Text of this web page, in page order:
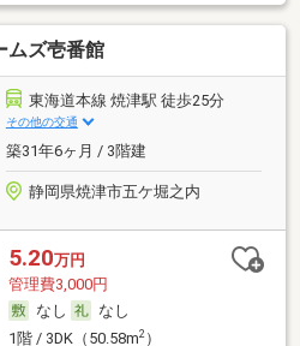
ムズ壱番館
東海道本線 焼津駅 徒歩25分
その他の交通
築31年6ヶ月 / 3階建
静岡県焼津市五ケ堀之内
5.20万円
管理費3,000円
なし
なし
1階 / 3DK（50.58m2）